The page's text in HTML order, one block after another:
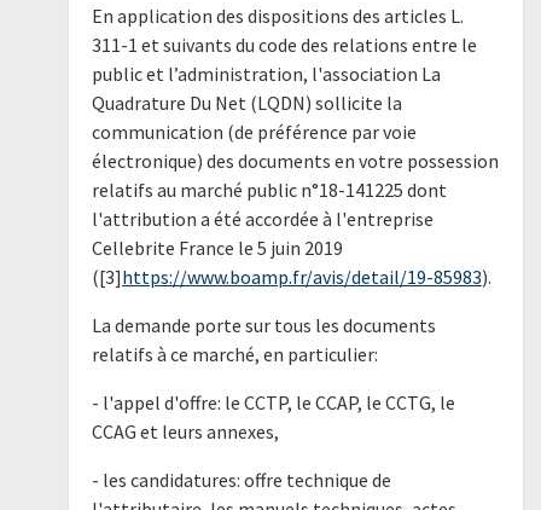
En application des dispositions des articles L.
311-1 et suivants du code des relations entre le
public et l’administration, l'association La
Quadrature Du Net (LQDN) sollicite la
communication (de préférence par voie
électronique) des documents en votre possession
relatifs au marché public n°18-141225 dont
l'attribution a été accordée à l'entreprise
Cellebrite France le 5 juin 2019
([3]https://www.boamp.fr/avis/detail/19-85983).
La demande porte sur tous les documents
relatifs à ce marché, en particulier:
- l'appel d'offre: le CCTP, le CCAP, le CCTG, le
CCAG et leurs annexes,
- les candidatures: offre technique de